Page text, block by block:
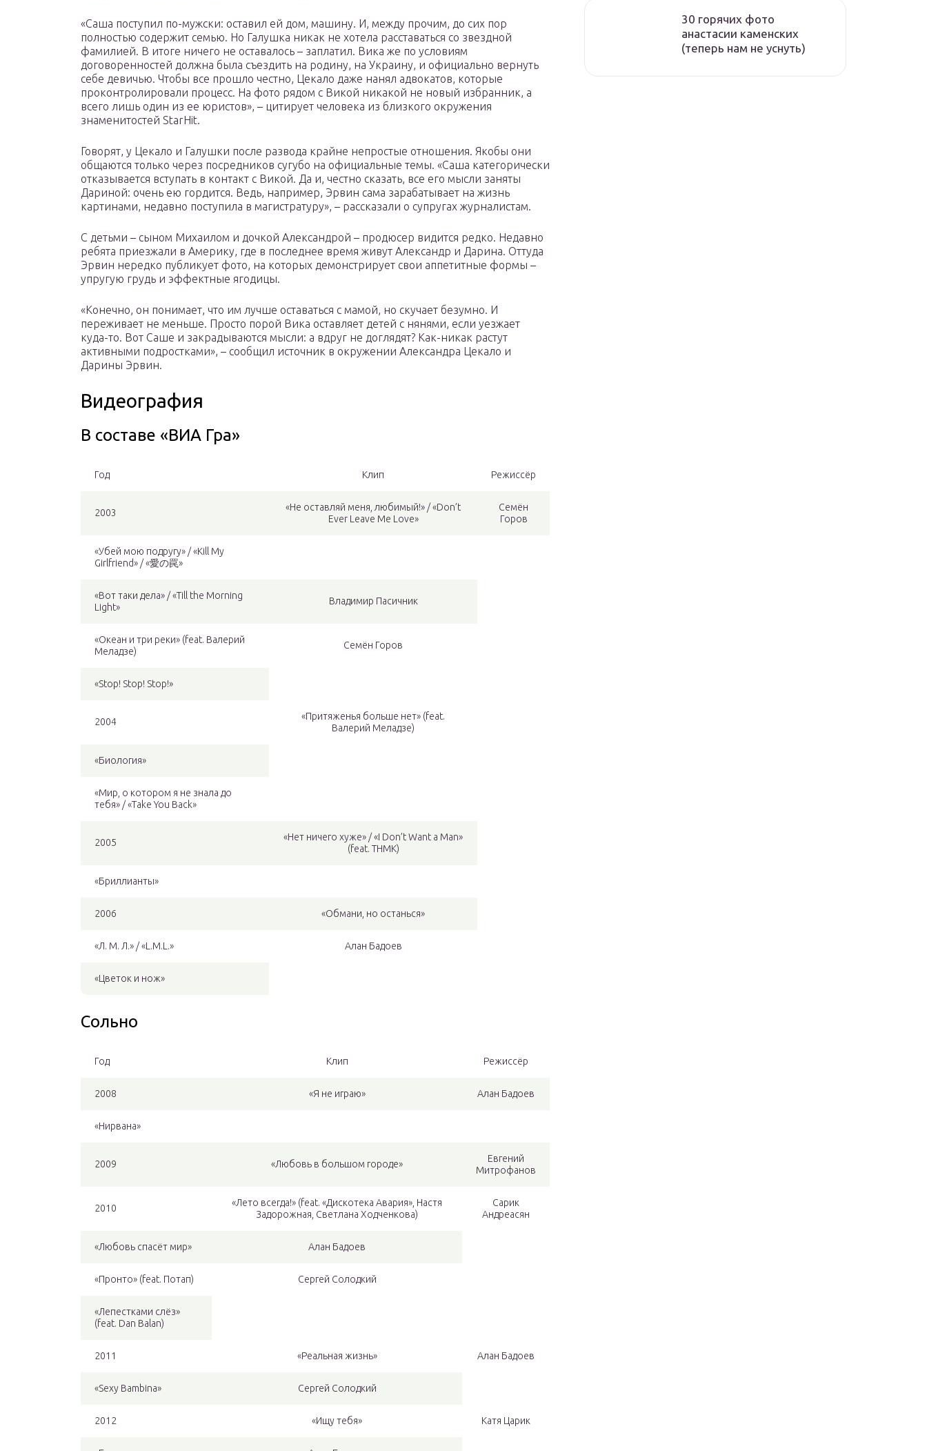
«Саша поступил по-мужски: оставил ей дом, машину. И, между прочим, до сих пор
полностью содержит семью. Но Галушка никак не хотела расставаться со звездной
фамилией. В итоге ничего не оставалось – заплатил. Вика же по условиям
договоренностей должна была съездить на родину, на Украину, и официально вернуть
себе девичью. Чтобы все прошло честно, Цекало даже нанял адвокатов, которые
проконтролировали процесс. На фото рядом с Викой никакой не новый избранник, а
всего лишь один из ее юристов», – цитирует человека из близкого окружения
знаменитостей StarHit.
Говорят, у Цекало и Галушки после развода крайне непростые отношения. Якобы они
общаются только через посредников сугубо на официальные темы. «Саша категорически
отказывается вступать в контакт с Викой. Да и, честно сказать, все его мысли заняты
Дариной: очень ею гордится. Ведь, например, Эрвин сама зарабатывает на жизнь
картинами, недавно поступила в магистратуру», – рассказали о супругах журналистам.
С детьми – сыном Михаилом и дочкой Александрой – продюсер видится редко. Недавно
ребята приезжали в Америку, где в последнее время живут Александр и Дарина. Оттуда
Эрвин нередко публикует фото, на которых демонстрирует свои аппетитные формы –
упругую грудь и эффектные ягодицы.
«Конечно, он понимает, что им лучше оставаться с мамой, но скучает безумно. И
переживает не меньше. Просто порой Вика оставляет детей с нянями, если уезжает
куда-то. Вот Саше и закрадываются мысли: а вдруг не доглядят? Как-никак растут
активными подростками», – сообщил источник в окружении Александра Цекало и
Дарины Эрвин.
Видеография
В составе «ВИА Гра»
Год Клип Режиссёр
2003
«Не оставляй меня, любимый!» / «Don’t
Ever Leave Me Love»
Семён
Горов
«Убей мою подругу» / «Kill My
Girlfriend» / «愛の罠»
«Вот таки дела» / «Till the Morning
Light»
Владимир Пасичник
«Океан и три реки» (feat. Валерий
Меладзе)
Семён Горов
«Stop! Stop! Stop!»
2004
«Притяженья больше нет» (feat.
Валерий Меладзе)
«Биология»
«Мир, о котором я не знала до
тебя» / «Take You Back»
2005
«Нет ничего хуже» / «I Don’t Want a Man»
(feat. ТНМК)
«Бриллианты»
2006 «Обмани, но останься»
«Л. М. Л.» / «L.M.L.» Алан Бадоев
«Цветок и нож»
Сольно
Год Клип Режиссёр
2008 «Я не играю» Алан Бадоев
«Нирвана»
2009 «Любовь в большом городе»
Евгений
Митрофанов
2010
«Лето всегда!» (feat. «Дискотека Авария», Настя
Задорожная, Светлана Ходченкова)
Сарик
Андреасян
«Любовь спасёт мир» Алан Бадоев
«Пронто» (feat. Потап) Сергей Солодкий
«Лепестками слёз»
(feat. Dan Balan)
2011 «Реальная жизнь» Алан Бадоев
«Sexy Bambina» Сергей Солодкий
2012 «Ищу тебя» Катя Царик
30 горячих фото
анастасии каменских
(теперь нам не уснуть)